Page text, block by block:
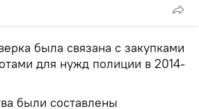
была связана с закупками
для нужд полиции в 2014-
были составлены